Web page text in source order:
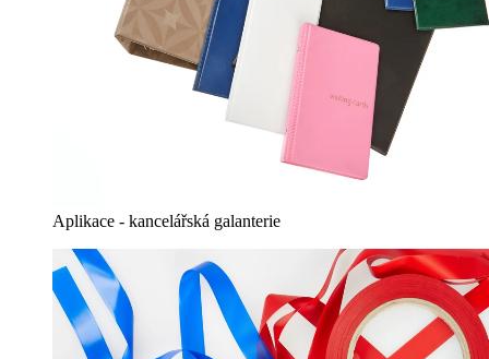
Aplikace - kancelářská galanterie